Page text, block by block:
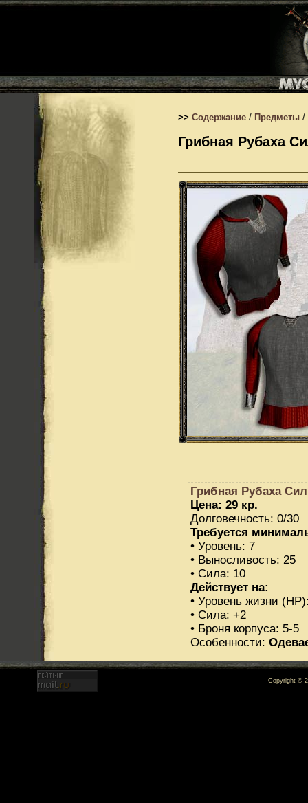
>> Содержание / Предметы /
Грибная Рубаха
Грибная Рубаха
Цена: 29 кр.
Долговечность: 0/30
Требуется
• Уровень: 7
• Выносливость: 25
• Сила: 10
Действует на:
• Уровень жизни
• Сила: +2
• Броня корпуса: 5-5
Особенности:
Copyright ©